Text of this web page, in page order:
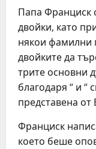
Папа Франциск
двойки, като
някои фамилни
двойките да
трите основни
благодаря “ и “
представена от
Франциск
което беше